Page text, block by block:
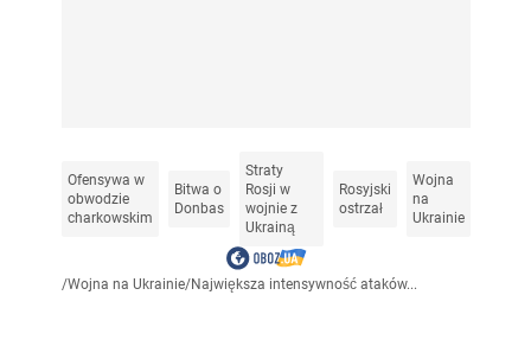
Ofensywa w
obwodzie
charkowskim
Bitwa o
Donbas
Straty
Rosji w
wojnie z
Ukrainą
Rosyjski
ostrzał
Wojna
na
Ukrainie
/Wojna na Ukrainie/Największa intensywność ataków...